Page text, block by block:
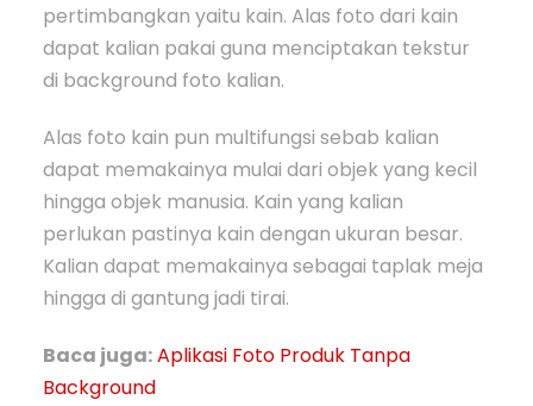
pertimbangkan yaitu kain. Alas foto dari kain
dapat kalian pakai guna menciptakan tekstur
di background foto kalian.
Alas foto kain pun multifungsi sebab kalian
dapat memakainya mulai dari objek yang kecil
hingga objek manusia. Kain yang kalian
perlukan pastinya kain dengan ukuran besar.
Kalian dapat memakainya sebagai taplak meja
hingga di gantung jadi tirai.
Baca juga:Aplikasi Foto Produk Tanpa
Background